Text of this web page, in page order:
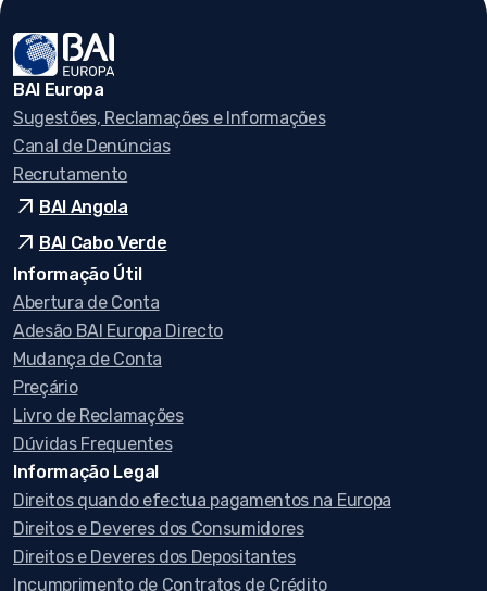
BAI Europa
Sugestões, Reclamações e Informações
Canal de Denúncias
Recrutamento
arrow_outward BAI Angola
arrow_outward BAI Cabo Verde
Informação Útil
Abertura de Conta
Adesão BAI Europa Directo
Mudança de Conta
Preçário
Livro de Reclamações
Dúvidas Frequentes
Informação Legal
Direitos quando efectua pagamentos na Europa
Direitos e Deveres dos Consumidores
Direitos e Deveres dos Depositantes
Incumprimento de Contratos de Crédito